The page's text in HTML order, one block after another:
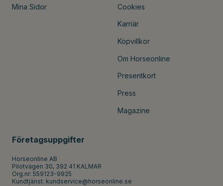
Mina Sidor Cookies
Karriär
Köpvillkor
Om Horseonline
Presentkort
Press
Magazine
Företagsuppgifter
Horseonline AB
Pilotvägen 30, 392 41 KALMAR
Org.nr: 559123-9925
Kundtjänst: kundservice@horseonline.se